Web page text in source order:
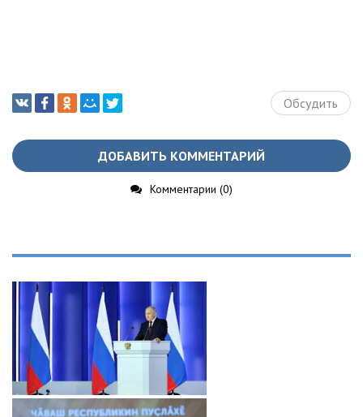
Обсудить
ДОБАВИТЬ КОММЕНТАРИЙ
Комментарии (0)